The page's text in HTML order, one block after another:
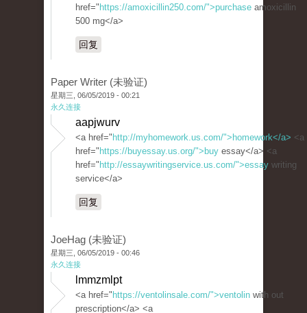
href=" https://amoxicillin250.com/">purchase amoxicillin
500 mg</a>
回复
Paper Writer (未验证)
星期三, 06/05/2019 - 00:21
永久连接
aapjwurv
<a href=" http://myhomework.us.com/">homework</a> <a
href=" https://buyessay.us.org/">buy essay</a> <a
href=" http://essaywritingservice.us.com/">essay writing
service</a>
回复
JoeHag (未验证)
星期三, 06/05/2019 - 00:46
永久连接
lmmzmlpt
<a href=" https://ventolinsale.com/">ventolin with out
prescription</a> <a